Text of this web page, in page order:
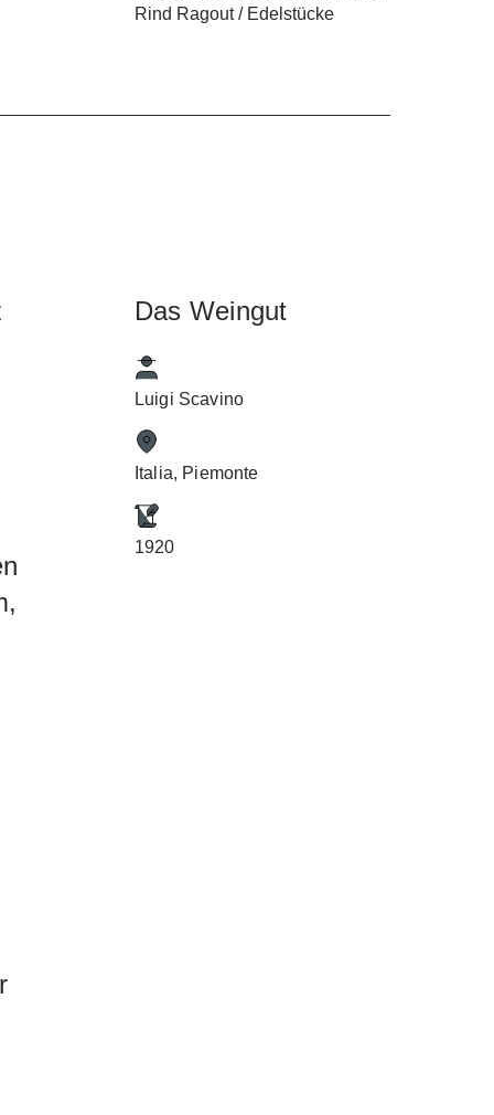
Rind Ragout / Edelstücke
Das Weingut
Luigi Scavino
Italia, Piemonte
1920